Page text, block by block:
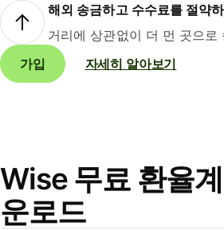
해외 송금하고 수수료를 절약
거리에 상관없이 더 먼 곳으로
가입
자세히 알아보기
Wise 무료 환율
운로드